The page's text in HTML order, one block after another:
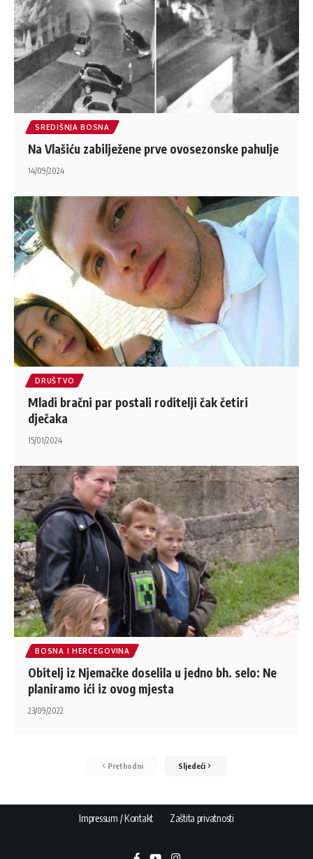
SREDIŠNJA BOSNA
Na Vlašiću zabilježene prve ovosezonske pahulje
14/09/2024
DRUŠTVO
Mladi bračni par postali roditelji čak četiri
dječaka
15/01/2024
BOSNA I HERCEGOVINA
Obitelj iz Njemačke doselila u jedno bh. selo: Ne
planiramo ići iz ovog mjesta
23/09/2022
Prethodni Sljedeći
Impressum / Kontakt Zaštita privatnosti